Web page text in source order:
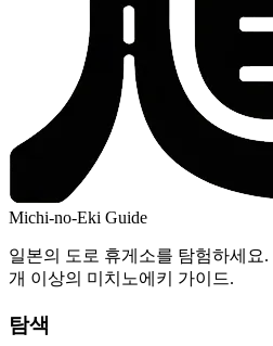
Michi-no-Eki Guide
일본의 도로 휴게소를 탐험하세요.
개 이상의 미치노에키 가이드.
탐색